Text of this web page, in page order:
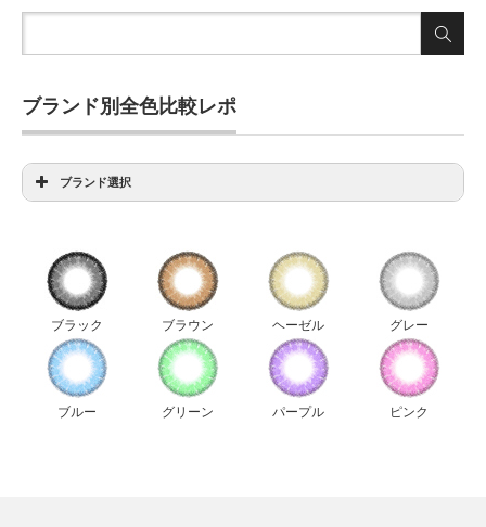
ブランド別全色比較レポ
ブランド選択
ウィッチズポーチダリエクストラ全色比較
ウィッチズポーチビックスター全色比較
ウィッチズポーチマカロン全色比較
ウィッチズポーチミスカラコン全色比較
エルージュ全色比較
ブラック
ブルー
グレー
ピンク
ヘーゼル
パープル
ブラウン
グリーン